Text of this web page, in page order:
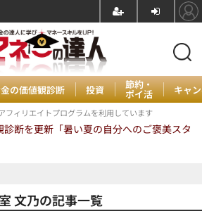
の価値観診断 投資 節約・
ポイ活 キャ
フィリエイトプログラムを利用しています
診断を更新「暑い夏の自分へのご褒美スタ
文乃の記事一覧